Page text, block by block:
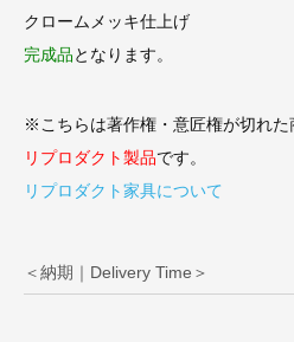
クロームメッキ仕上げ
完成品となります。
※こちらは著作権・意匠権が切れ
リプロダクト製品です。
リプロダクト家具について
＜納期｜Delivery Time＞